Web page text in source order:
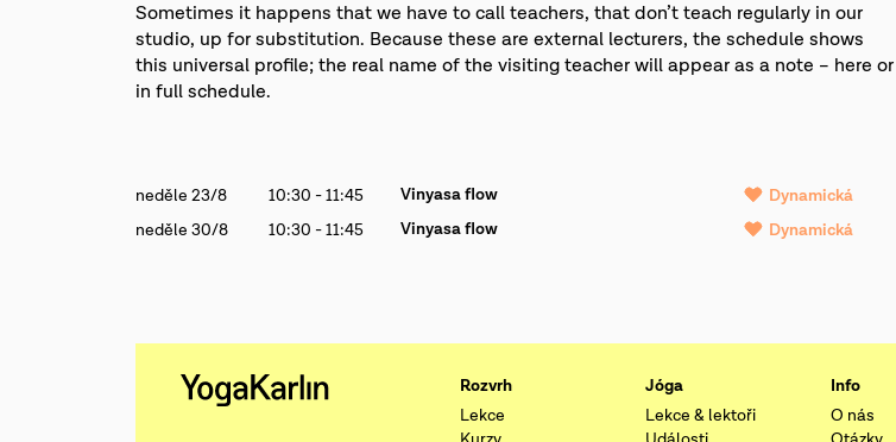
Sometimes it happens that we have to call teachers, that don’t teach regularly in our
studio, up for substitution. Because these are external lecturers, the schedule shows
this universal profile; the real name of the visiting teacher will appear as a note – here or
in full schedule.
neděle 23/8 10:30 - 11:45 Vinyasa flow Dynamická
neděle 30/8
10:30 - 11:45 Vinyasa flow Dynamická
Rozvrh
Lekce
Jóga
Lekce & lektoři
Info
O nás